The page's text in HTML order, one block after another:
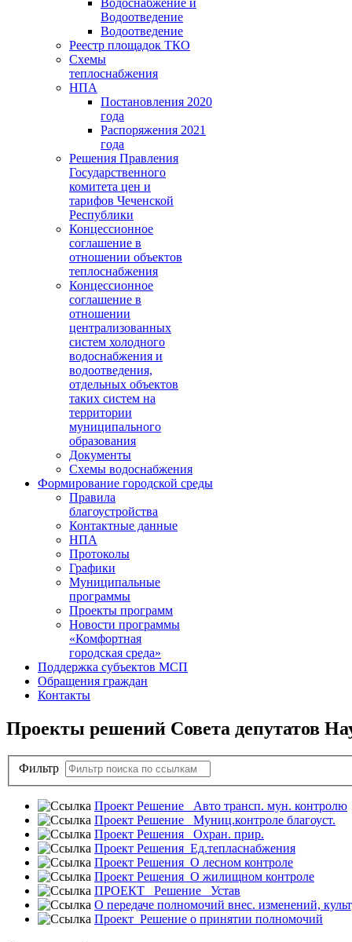
Водоснабжение и
Водоотведение
Водоотведение
Реестр площадок ТКО
Схемы
теплоснабжения
НПА
Постановления 2020
года
Распоряжения 2021
года
Решения Правления
Государственного
комитета цен и
тарифов Чеченской
Республики
Концессионное
соглашение в
отношении объектов
теплоснабжения
Концессионное
соглашение в
отношении
централизованных
систем холодного
водоснабжения и
водоотведения,
отдельных объектов
таких систем на
территории
муниципального
образования
Документы
Схемы водоснабжения
Формирование городской среды
Правила
благоустройства
Контактные данные
НПА
Протоколы
Графики
Муниципальные
программы
Проекты программ
Новости программы
«Комфортная
городская среда»
Поддержка субъектов МСП
Обращения граждан
Контакты
Проекты решений Совета депутатов
Фильтр
Проект Решение _Авто трансп. мун. контролю
Проект Решение _Муниц.контроле благоуст.
Проект Решения_ Охран. прир.
Проект Решения_Ед.тепласнабжения
Проект Решения_О лесном контроле
Проект Решения_О жилищном контроле
ПРОЕКТ _Решение_ Устав
О передаче полномочий внес. изменений,
Проект_Решение о принятии полномочий